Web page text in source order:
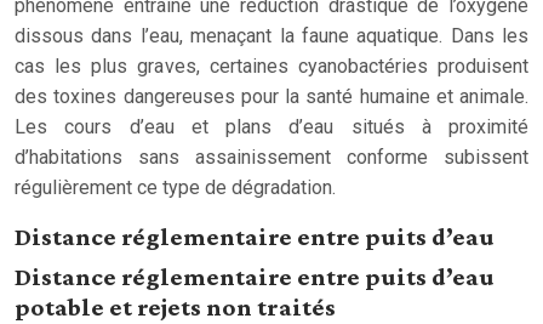
phénomène entraîne une réduction drastique de l’oxygène
dissous dans l’eau, menaçant la faune aquatique. Dans les
cas les plus graves, certaines cyanobactéries produisent
des toxines dangereuses pour la santé humaine et animale.
Les cours d’eau et plans d’eau situés à proximité
d’habitations sans assainissement conforme subissent
régulièrement ce type de dégradation.
Distance réglementaire entre puits d’eau
Distance réglementaire entre puits d’eau
potable et rejets non traités